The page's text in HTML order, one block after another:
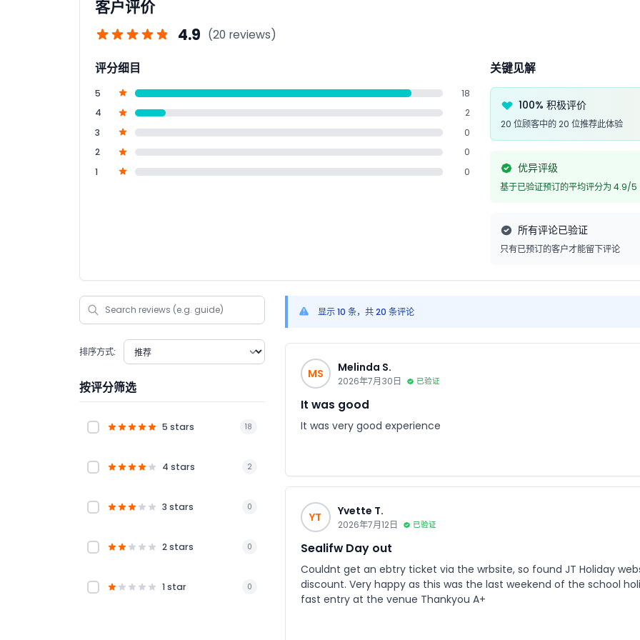
客户评价
4.9 (20 reviews)
评分细目
5
18
4
2
3
0
2
0
1
0
关键见解
100% 积极评价
20 位顾客中的 20 位推荐此体验
优异评级
基于已验证预订的平均评分为 4.9/5
所有评论已验证
只有已预订的客户才能留下评论
排序方式:
按评分筛选
5 stars 18
4 stars 2
3 stars 0
2 stars 0
1 star 0
显示 10 条，共 20 条评论
MS Melinda S.
2026年7月30日 已验证
It was good
It was very good experience
YT Yvette T.
2026年7月12日 已验证
Sealifw Day out
Couldnt get an ebtry ticket via the wrbsite, so found JT Holiday
discount. Very happy as this was the last weekend of the school holidays. Easy booking site, easy ticket access,
fast entry at the venue Thankyou A+